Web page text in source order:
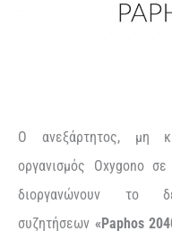
O ανεξάρτητος, μη
οργανισμός Oxygono
διοργανώνουν το
συζητήσεων «Paphos